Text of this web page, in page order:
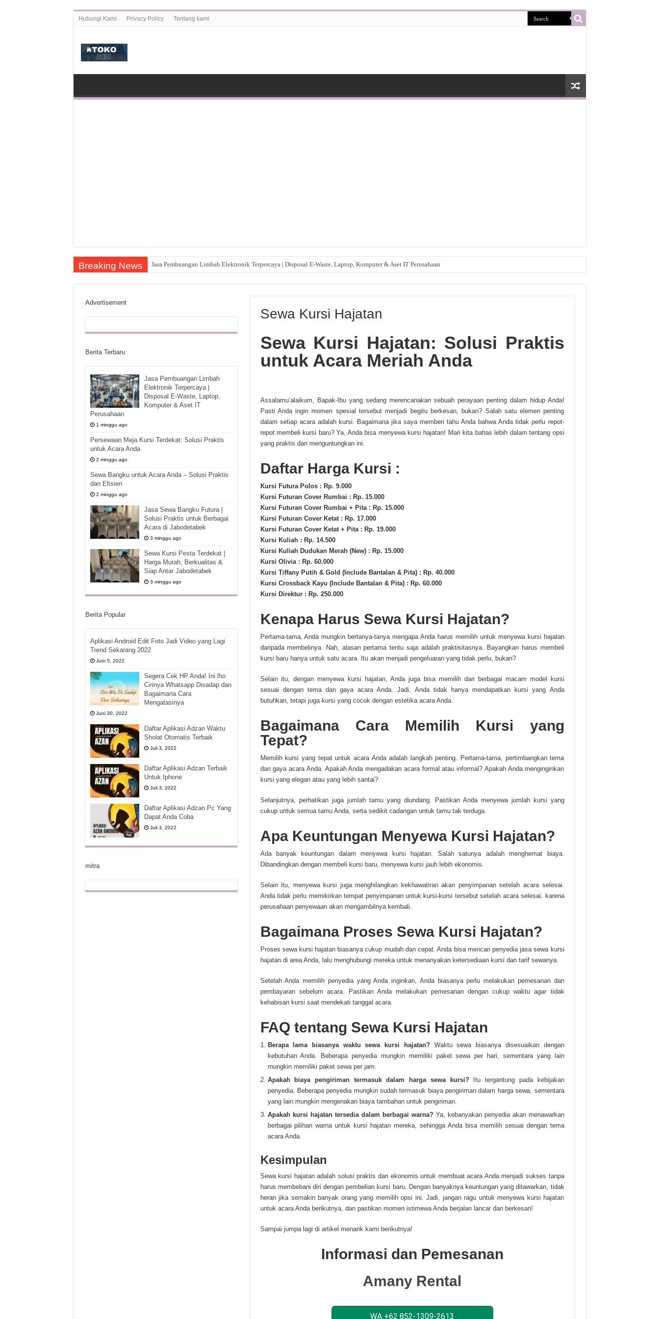
Hubungi Kami Privacy Policy Tentang kami
Breaking News Jasa Pembuangan Limbah Elektronik Terpercaya | Disposal E-Waste, Laptop, Komputer & Aset IT Perusahaan
Sewa Kursi Hajatan
Sewa Kursi Hajatan: Solusi Praktis
untuk Acara Meriah Anda
Assalamu’alaikum, Bapak-Ibu yang sedang merencanakan sebuah perayaan penting dalam hidup Anda!
Pasti Anda ingin momen spesial tersebut menjadi begitu berkesan, bukan? Salah satu elemen penting
dalam setiap acara adalah kursi. Bagaimana jika saya memberi tahu Anda bahwa Anda tidak perlu repot-
repot membeli kursi baru? Ya, Anda bisa menyewa kursi hajatan! Mari kita bahas lebih dalam tentang opsi
yang praktis dan menguntungkan ini.
Daftar Harga Kursi :
Kursi Futura Polos : Rp. 9.000
Kursi Futuran Cover Rumbai : Rp. 15.000
Kursi Futuran Cover Rumbai + Pita : Rp. 15.000
Kursi Futuran Cover Ketat : Rp. 17.000
Kursi Futuran Cover Ketat + Pita : Rp. 19.000
Kursi Kuliah : Rp. 14.500
Kursi Kuliah Dudukan Merah (New) : Rp. 15.000
Kursi Olivia : Rp. 60.000
Kursi Tiffany Putih & Gold (Include Bantalan & Pita) : Rp. 40.000
Kursi Crossback Kayu (Include Bantalan & Pita) : Rp. 60.000
Kursi Direktur : Rp. 250.000
Kenapa Harus Sewa Kursi Hajatan?
Pertama-tama, Anda mungkin bertanya-tanya mengapa Anda harus memilih untuk menyewa kursi hajatan
daripada membelinya. Nah, alasan pertama tentu saja adalah praktisitasnya. Bayangkan harus membeli
kursi baru hanya untuk satu acara. Itu akan menjadi pengeluaran yang tidak perlu, bukan?
Selain itu, dengan menyewa kursi hajatan, Anda juga bisa memilih dari berbagai macam model kursi
sesuai dengan tema dan gaya acara Anda. Jadi, Anda tidak hanya mendapatkan kursi yang Anda
butuhkan, tetapi juga kursi yang cocok dengan estetika acara Anda.
Bagaimana Cara Memilih Kursi yang
Tepat?
Memilih kursi yang tepat untuk acara Anda adalah langkah penting. Pertama-tama, pertimbangkan tema
dan gaya acara Anda. Apakah Anda mengadakan acara formal atau informal? Apakah Anda menginginkan
kursi yang elegan atau yang lebih santai?
Selanjutnya, perhatikan juga jumlah tamu yang diundang. Pastikan Anda menyewa jumlah kursi yang
cukup untuk semua tamu Anda, serta sedikit cadangan untuk tamu tak terduga.
Apa Keuntungan Menyewa Kursi Hajatan?
Ada banyak keuntungan dalam menyewa kursi hajatan. Salah satunya adalah menghemat biaya.
Dibandingkan dengan membeli kursi baru, menyewa kursi jauh lebih ekonomis.
Selain itu, menyewa kursi juga menghilangkan kekhawatiran akan penyimpanan setelah acara selesai.
Anda tidak perlu memikirkan tempat penyimpanan untuk kursi-kursi tersebut setelah acara selesai, karena
perusahaan penyewaan akan mengambilnya kembali.
Bagaimana Proses Sewa Kursi Hajatan?
Proses sewa kursi hajatan biasanya cukup mudah dan cepat. Anda bisa mencari penyedia jasa sewa kursi
hajatan di area Anda, lalu menghubungi mereka untuk menanyakan ketersediaan kursi dan tarif sewanya.
Setelah Anda memilih penyedia yang Anda inginkan, Anda biasanya perlu melakukan pemesanan dan
pembayaran sebelum acara. Pastikan Anda melakukan pemesanan dengan cukup waktu agar tidak
kehabisan kursi saat mendekati tanggal acara.
FAQ tentang Sewa Kursi Hajatan
Berapa lama biasanya waktu sewa kursi hajatan?Waktu sewa biasanya disesuaikan dengan
kebutuhan Anda. Beberapa penyedia mungkin memiliki paket sewa per hari, sementara yang lain
mungkin memiliki paket sewa per jam.
Apakah biaya pengiriman termasuk dalam harga sewa kursi?Itu tergantung pada kebijakan
penyedia. Beberapa penyedia mungkin sudah termasuk biaya pengiriman dalam harga sewa, sementara
yang lain mungkin mengenakan biaya tambahan untuk pengiriman.
Apakah kursi hajatan tersedia dalam berbagai warna?Ya, kebanyakan penyedia akan menawarkan
berbagai pilihan warna untuk kursi hajatan mereka, sehingga Anda bisa memilih sesuai dengan tema
acara Anda.
Kesimpulan
Sewa kursi hajatan adalah solusi praktis dan ekonomis untuk membuat acara Anda menjadi sukses tanpa
harus membebani diri dengan pembelian kursi baru. Dengan banyaknya keuntungan yang ditawarkan, tidak
heran jika semakin banyak orang yang memilih opsi ini. Jadi, jangan ragu untuk menyewa kursi hajatan
untuk acara Anda berikutnya, dan pastikan momen istimewa Anda berjalan lancar dan berkesan!
Sampai jumpa lagi di artikel menarik kami berikutnya!
Informasi dan Pemesanan
Amany Rental
WA +62 852-1309-2613
Advertisement
Berita Terbaru
Jasa Pembuangan Limbah
Elektronik Terpercaya |
Disposal E-Waste, Laptop,
Komputer & Aset IT
Perusahaan
1 minggu ago
Persewaan Meja Kursi Terdekat: Solusi Praktis
untuk Acara Anda
2 minggu ago
Sewa Bangku untuk Acara Anda – Solusi Praktis
dan Efisien
2 minggu ago
Jasa Sewa Bangku Futura |
Solusi Praktis untuk Berbagai
Acara di Jabodetabek
3 minggu ago
Sewa Kursi Pesta Terdekat |
Harga Murah, Berkualitas &
Siap Antar Jabodetabek
3 minggu ago
Berita Popular
Aplikasi Android Edit Foto Jadi Video yang Lagi
Trend Sekarang 2022
Juni 5, 2022
Segera Cek HP Anda! Ini lho
Cirinya Whatsapp Disadap dan
Bagaimana Cara
Mengatasinya
Juni 30, 2022
Daftar Aplikasi Adzan Waktu
Sholat Otomatis Terbaik
Juli 3, 2022
Daftar Aplikasi Adzan Terbaik
Untuk Iphone
Juli 3, 2022
Daftar Aplikasi Adzan Pc Yang
Dapat Anda Coba
Juli 3, 2022
mitra